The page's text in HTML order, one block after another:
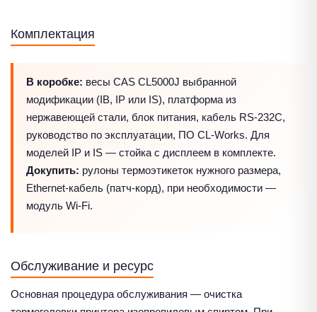
Комплектация
В коробке: весы CAS CL5000J выбранной
модификации (IB, IP или IS), платформа из
нержавеющей стали, блок питания, кабель RS-232C,
руководство по эксплуатации, ПО CL-Works. Для
моделей IP и IS — стойка с дисплеем в комплекте.
Докупить: рулоны термоэтикеток нужного размера,
Ethernet-кабель (патч-корд), при необходимости —
модуль Wi-Fi.
Обслуживание и ресурс
Основная процедура обслуживания — очистка